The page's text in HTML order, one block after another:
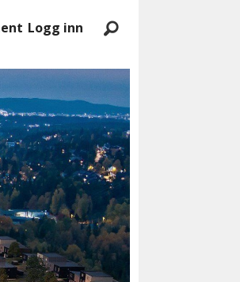
Logg inn